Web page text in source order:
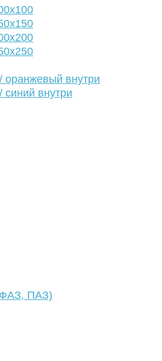
оранжевый внутри
внутри
ПАЗ)